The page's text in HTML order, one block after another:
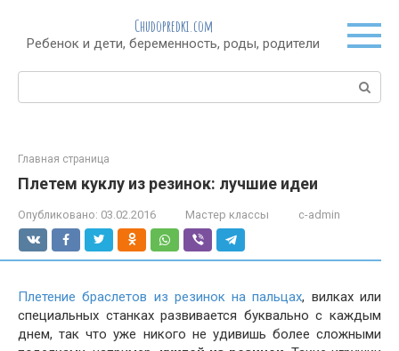
контенту
Chudopredki.com
Ребенок и дети, беременность, роды, родители
Поиск:
Главная страница
Плетем куклу из резинок: лучшие идеи
Опубликовано: 03.02.2016 Мастер классы c-admin
Плетение браслетов из резинок на пальцах, вилках или
специальных станках развивается буквально с каждым
днем, так что уже никого не удивишь более сложными